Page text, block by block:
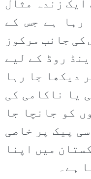
زندہ مثال
رہا ہے جس کے
کی جانب مرکوز
روڈ کے لیے
دیکھا جا رہا
یا ناکامی کی
کو جانچا جا
پیک پر خاصی
میں اپنا
ہے۔